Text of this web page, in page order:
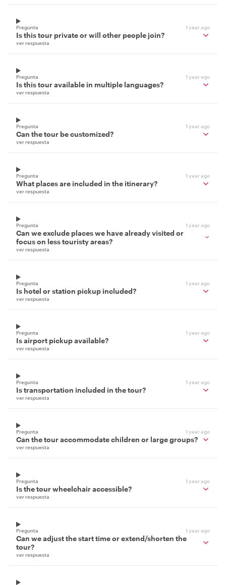
Pregunta 1 year ago
Is this tour private or will other people join?
ver respuesta
Pregunta 1 year ago
Is this tour available in multiple languages?
ver respuesta
Pregunta 1 year ago
Can the tour be customized?
ver respuesta
Pregunta 1 year ago
What places are included in the itinerary?
ver respuesta
Pregunta 1 year ago
Can we exclude places we have already visited or
focus on less touristy areas?
ver respuesta
Pregunta 1 year ago
Is hotel or station pickup included?
ver respuesta
Pregunta 1 year ago
Is airport pickup available?
ver respuesta
Pregunta 1 year ago
Is transportation included in the tour?
ver respuesta
Pregunta 1 year ago
Can the tour accommodate children or large groups?
ver respuesta
Pregunta 1 year ago
Is the tour wheelchair accessible?
ver respuesta
Pregunta 1 year ago
Can we adjust the start time or extend/shorten the
tour?
ver respuesta